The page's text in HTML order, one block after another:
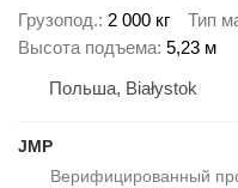
Грузопод. 2 000 кг Тип
Высота подъема 5,23 м
Польша, Białystok
JMP